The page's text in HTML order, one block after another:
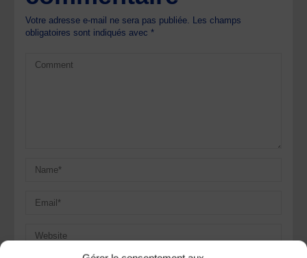
Votre adresse e-mail ne sera pas publiée. Les champs
obligatoires sont indiqués avec*